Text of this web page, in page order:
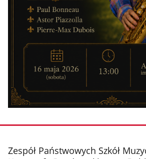
stopka
Zespół Państwowych Szkół